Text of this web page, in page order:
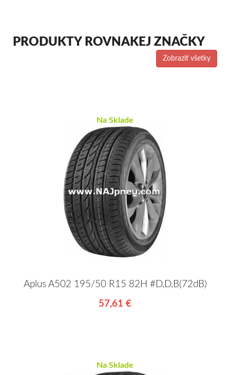
PRODUKTY ROVNAKEJ ZNAČKY
Zobraziť všetky
Na Sklade
Aplus A502 195/50 R15 82H #D,D,B(72dB)
57,61 €
Na Sklade